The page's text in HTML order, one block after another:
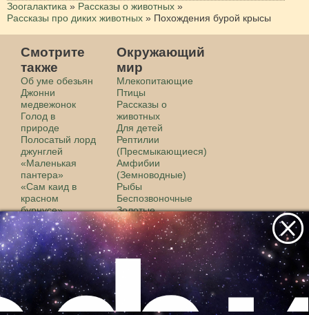
Зоогалактика » Рассказы о животных »
Рассказы про диких животных » Похождения бурой крысы
Смотрите
также
Об уме обезьян
Джонни
медвежонок
Голод в
природе
Полосатый лорд
джунглей
«Маленькая
пантера»
«Сам каид в
красном
бурнусе»
Сумчатая крыса
Пантера
Международный
враг
Слепые крысы
Окружающий
мир
Млекопитающие
Птицы
Рассказы о
животных
Для детей
Рептилии
(Пресмыкающиеся)
Амфибии
(Земноводные)
Рыбы
Беспозвоночные
Золотые
фотографии
Видео о
животных
Животные
континентов
Звуки животных
Все самое интересное